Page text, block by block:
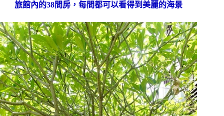
旅館內的38間房，每間都可以看得到美麗的海景